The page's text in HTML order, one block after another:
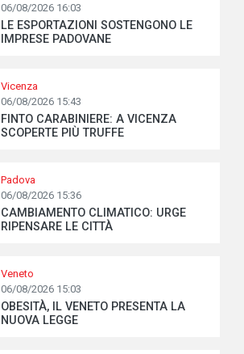
06/08/2026 16:03
LE ESPORTAZIONI SOSTENGONO LE
IMPRESE PADOVANE
Vicenza
06/08/2026 15:43
FINTO CARABINIERE: A VICENZA
SCOPERTE PIÙ TRUFFE
Padova
06/08/2026 15:36
CAMBIAMENTO CLIMATICO: URGE
RIPENSARE LE CITTÀ
Veneto
06/08/2026 15:03
OBESITÀ, IL VENETO PRESENTA LA
NUOVA LEGGE